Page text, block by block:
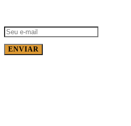
ENVIAR